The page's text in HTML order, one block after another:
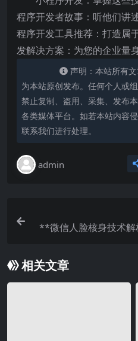
程序开发者故事：听他们讲
程序开发工具推荐：打造属
发解决方案：为您的企业量
声明：本站所有
为本站原创发布。任何个人或
禁止复制、盗用、采集、发布
各类媒体平台。如若本站内容
联系我们进行处理。
admin
**微信人脸核身技术解
相关文章